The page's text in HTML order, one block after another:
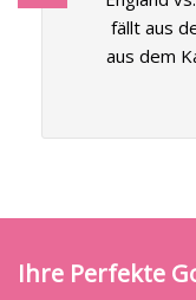
fällt aus
aus dem
Ihre Perfekte